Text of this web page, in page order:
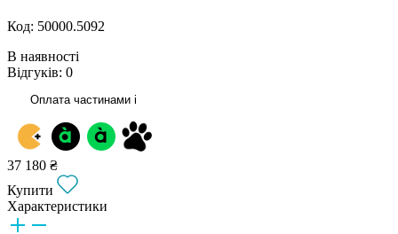
Код: 50000.5092
В наявності
Відгуків: 0
Оплата частинами i
37 180 ₴
Купити
Характеристики